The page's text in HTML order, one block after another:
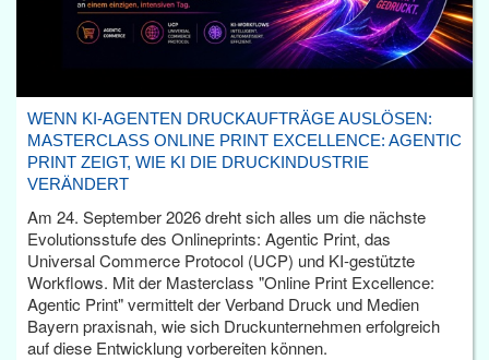
WENN KI-AGENTEN DRUCKAUFTRÄGE AUSLÖSEN:
MASTERCLASS ONLINE PRINT EXCELLENCE: AGENTIC
PRINT ZEIGT, WIE KI DIE DRUCKINDUSTRIE
VERÄNDERT
Am 24. September 2026 dreht sich alles um die nächste
Evolutionsstufe des Onlineprints: Agentic Print, das
Universal Commerce Protocol (UCP) und KI-gestützte
Workflows. Mit der Masterclass "Online Print Excellence:
Agentic Print" vermittelt der Verband Druck und Medien
Bayern praxisnah, wie sich Druckunternehmen erfolgreich
auf diese Entwicklung vorbereiten können.